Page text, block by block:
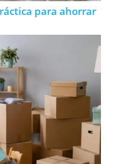
para ahorrar